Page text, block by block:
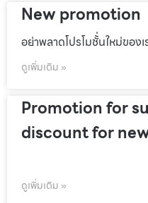
New promotion
อย่าพลาดโปรโมชั้่นใหม่ของเ
ดูเพิ่มเติม »
Promotion for
discount for
ดูเพิ่มเติม »